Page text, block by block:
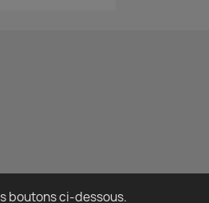
boutons ci-dessous.